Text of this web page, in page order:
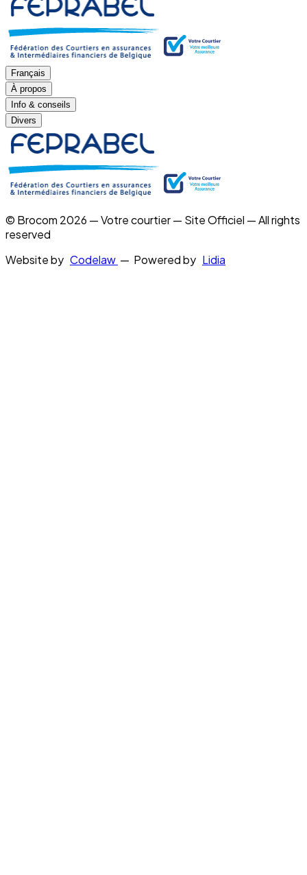
Français
À propos
Info & conseils
Divers
© Brocom 2026 — Votre courtier — Site Officiel — All rights
reserved
Website by Codelaw — Powered by Lidia